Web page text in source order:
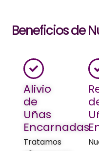
Beneficios de
Alivio
de
Uñas
Encarnadas
Tratamos